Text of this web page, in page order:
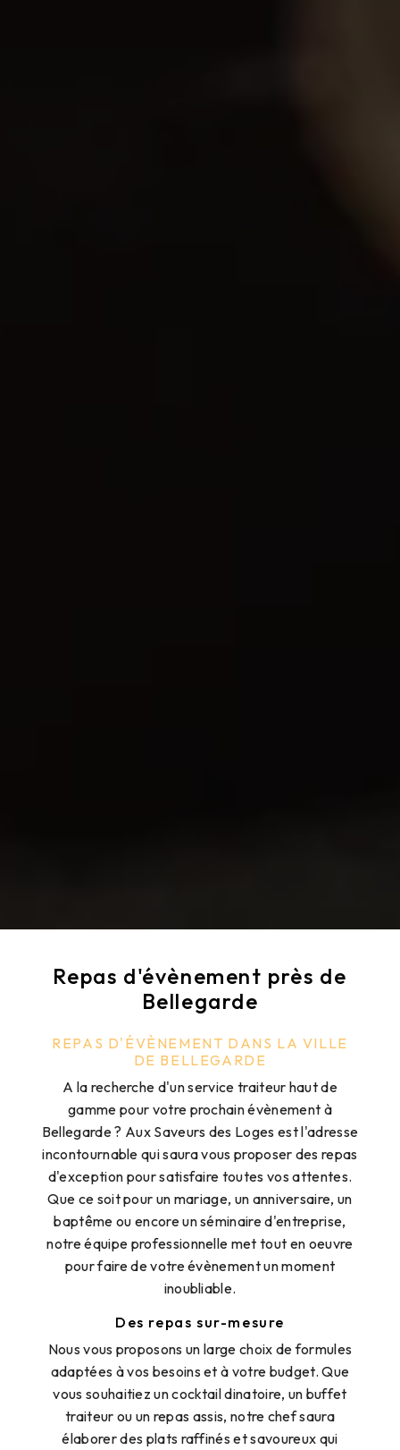
Repas d'évènement près de
Bellegarde
REPAS D'ÉVÈNEMENT DANS LA VILLE
DE BELLEGARDE
A la recherche d'un service traiteur haut de
gamme pour votre prochain évènement à
Bellegarde ? Aux Saveurs des Loges est l'adresse
incontournable qui saura vous proposer des repas
d'exception pour satisfaire toutes vos attentes.
Que ce soit pour un mariage, un anniversaire, un
baptême ou encore un séminaire d'entreprise,
notre équipe professionnelle met tout en oeuvre
pour faire de votre évènement un moment
inoubliable.
Des repas sur-mesure
Nous vous proposons un large choix de formules
adaptées à vos besoins et à votre budget. Que
vous souhaitiez un cocktail dinatoire, un buffet
traiteur ou un repas assis, notre chef saura
élaborer des plats raffinés et savoureux qui